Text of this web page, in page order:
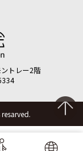
トレー2階
resarved.